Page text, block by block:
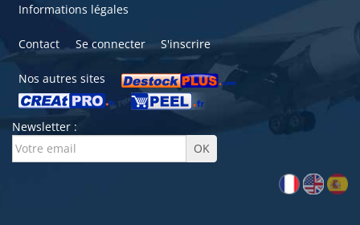
Informations légales
Contact Se connecter S'inscrire
Nos autres sites
Newsletter :